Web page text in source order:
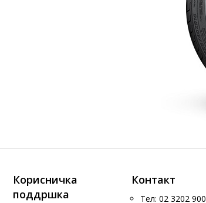
Корисничка
поддршка
Контакт
Тел: 02 3202 900